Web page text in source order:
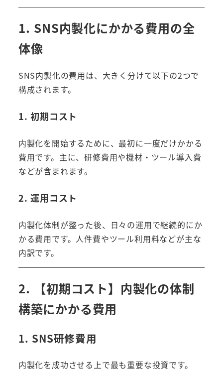
1. SNS内製化にかかる費用の全
体像
SNS内製化の費用は、大きく分けて以下の2つで
構成されます。
1. 初期コスト
内製化を開始するために、最初に一度だけかかる
費用です。主に、研修費用や機材・ツール導入費
などが含まれます。
2. 運用コスト
内製化体制が整った後、日々の運用で継続的にか
かる費用です。人件費やツール利用料などが主な
内訳です。
2. 【初期コスト】内製化の体制
構築にかかる費用
1. SNS研修費用
内製化を成功させる上で最も重要な投資です。